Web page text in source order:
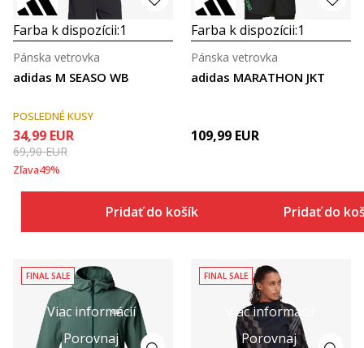
Farba k dispozícii:1
adidas M SEASO WB
Pánska vetrovka
POSLEDNÉ KUSY
34,99 EUR
69,90EUR
Zľava49%
Pridať do košíka
Farba k dispozícii:1
adidas MARATHON JKT
Pánska vetrovka
109,99 EUR
Pridať do
Viac informácií
Porovnaj
FINAL SALE
Viac informácií
Porovnaj
FINAL SALE